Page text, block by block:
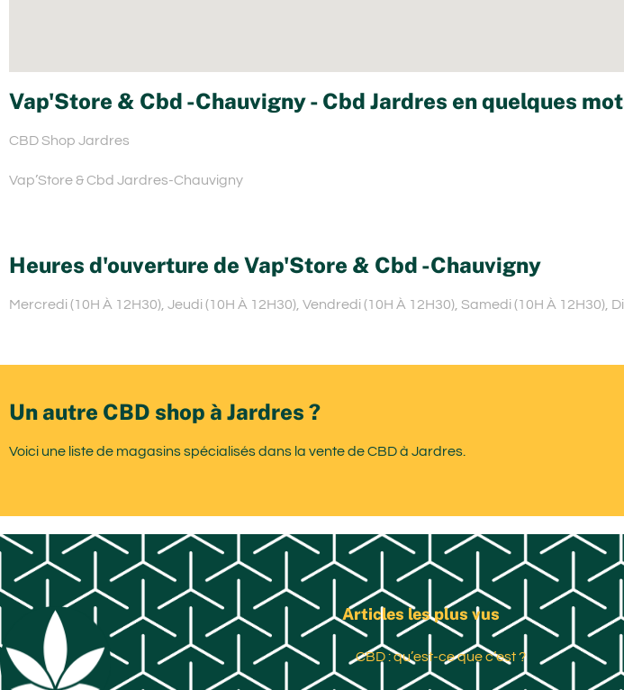
Vap'Store & Cbd -Chauvigny - Cbd Jardres en quelques
CBD Shop Jardres
Vap’Store & Cbd Jardres-Chauvigny
Heures d'ouverture de Vap'Store & Cbd -Chauvigny
Mercredi (10H À 12H30), Jeudi (10H À 12H30), Vendredi (10H À 12H30), Samedi (10H À 12H30),
Un autre CBD shop à Jardres ?
Voici une liste de magasins spécialisés dans la vente de CBD à Jardres.
Articles les plus vus
CBD : qu’est-ce que c’est ?